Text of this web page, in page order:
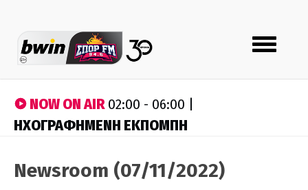
Toggle
navigation
NOW ON AIR02:00 - 06:00 |
ΗΧΟΓΡΑΦΗΜΕΝΗ ΕΚΠΟΜΠΗ
Newsroom (07/11/2022)